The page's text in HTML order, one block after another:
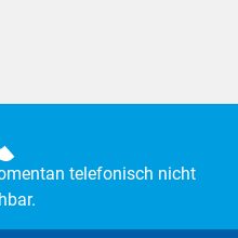
telefonisch nicht